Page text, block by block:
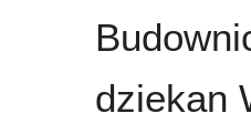
dziekan